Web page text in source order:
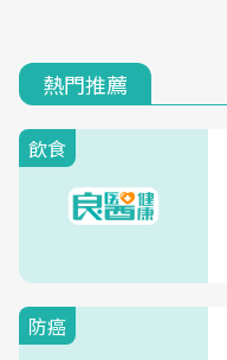
熱門推薦
飲食
防癌